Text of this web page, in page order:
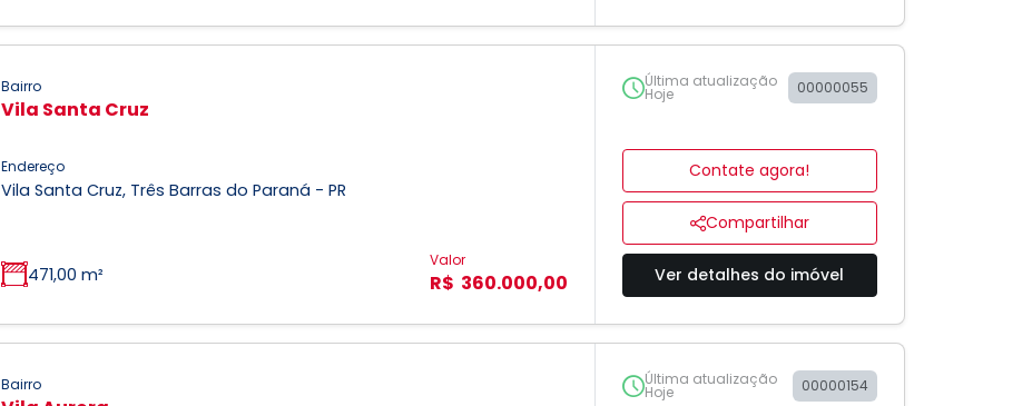
Bairro
Vila Santa Cruz
Endereço
Vila Santa Cruz, Três Barras do Paraná - PR
471,00 m²
Valor
R$ 360.000,00
Última atualização
Hoje 00000055
Contate agora!
Compartilhar
Ver detalhes do imóvel
Bairro Última atualização
Hoje 00000154